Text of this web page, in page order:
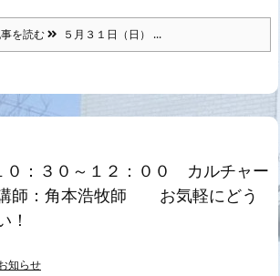
を読む ５月３１日（日） ...
０：３０～１２：００ カルチャー
師：角本浩牧師 お気軽にどう
！
知らせ